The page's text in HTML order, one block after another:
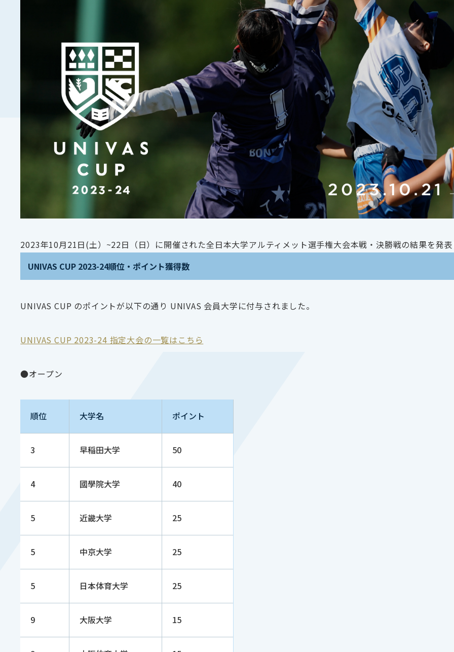
2023年10月21日(土）~22日（日）に開催された全日本大学アルティメット選手権大会本戦・決勝戦の結果を発表
UNIVAS CUP 2023-24順位・ポイント獲得数
UNIVAS CUP のポイントが以下の通り UNIVAS 会員大学に付与されました。
UNIVAS CUP 2023-24 指定大会の一覧はこちら
●オープン
順位 大学名 ポイント
3 早稲田大学 50
4 國學院大学 40
5 近畿大学 25
5 中京大学 25
5 日本体育大学 25
9 大阪大学 15